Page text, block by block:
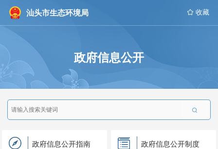
汕头市生态环境局  收藏
政府信息公开

政府信息公开指南 政府信息公开制度